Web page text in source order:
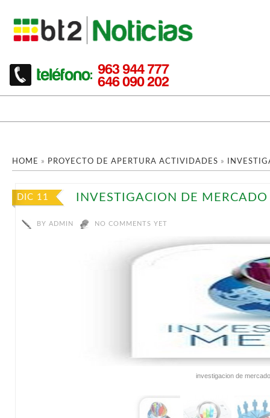
HOME » PROYECTO DE APERTURA ACTIVIDADES »
DIC 11 INVESTIGACION DE MERCADO
BY ADMIN NO COMMENTS YET
investigacion de mercado